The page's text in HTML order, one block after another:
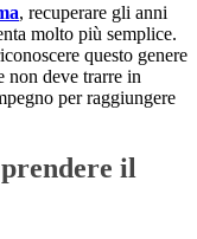
, recuperare gli anni
molto più semplice.
questo genere
non deve trarre in
per raggiungere
il